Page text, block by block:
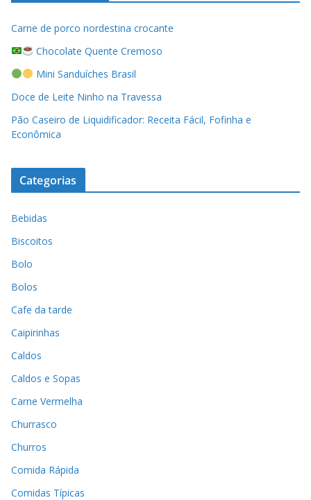
Carne de porco nordestina crocante
Chocolate Quente Cremoso
Mini Sanduíches Brasil
Doce de Leite Ninho na Travessa
Pão Caseiro de Liquidificador: Receita Fácil, Fofinha e
Econômica
Categorias
Bebidas
Biscoitos
Bolo
Bolos
Cafe da tarde
Caipirinhas
Caldos
Caldos e Sopas
Carne Vermelha
Churrasco
Churros
Comida Rápida
Comidas Típicas